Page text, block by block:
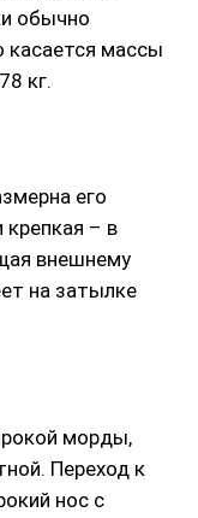
обычно
массы
кг.
его
крепкая – в
внешнему
на затылке
морды,
Переход к
нос с